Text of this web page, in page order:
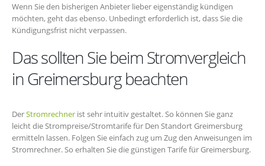
Wenn Sie den bisherigen Anbieter lieber eigenständig kündigen
möchten, geht das ebenso. Unbedingt erforderlich ist, dass Sie die
Kündigungsfrist nicht verpassen.
Das sollten Sie beim Stromvergleich
in Greimersburg beachten
DerStromrechner ist sehr intuitiv gestaltet. So können Sie ganz
leicht die Strompreise/Stromtarife für Den Standort Greimersburg
ermitteln lassen. Folgen Sie einfach zug um Zug den Anweisungen im
Stromrechner. So erhalten Sie die günstigen Tarife für Greimersburg.